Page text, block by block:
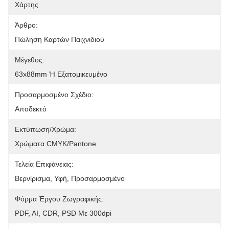
Χάρτης
Άρθρο:
Πώληση Καρτών Παιχνιδιού
Μέγεθος:
63x88mm Ή Εξατομικευμένο
Προσαρμοσμένο Σχέδιο:
Αποδεκτό
Εκτύπωση/χρώμα:
Χρώματα CMYK/Pantone
Τελεία Επιφάνειας:
Βερνίρισμα, Υφή, Προσαρμοσμένο
Φόρμα Έργου Ζωγραφικής:
PDF, AI, CDR, PSD Με 300dpi